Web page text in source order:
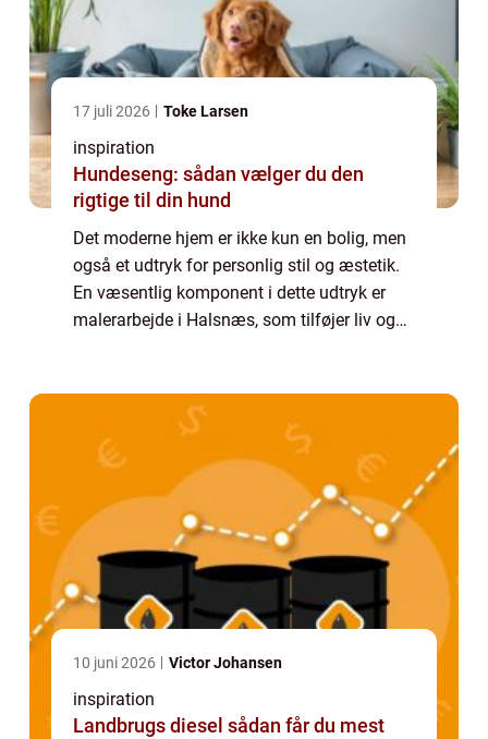
17 juli 2026 Toke Larsen
inspiration
Hundeseng: sådan vælger du den
rigtige til din hund
Det moderne hjem er ikke kun en bolig, men
også et udtryk for personlig stil og æstetik.
En væsentlig komponent i dette udtryk er
malerarbejde i Halsnæs, som tilføjer liv og
10 juni 2026 Victor Johansen
inspiration
Landbrugs diesel sådan får du mest